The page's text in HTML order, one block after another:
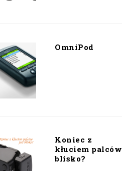
OmniPod
Koniec z
kłuciem palców
blisko?